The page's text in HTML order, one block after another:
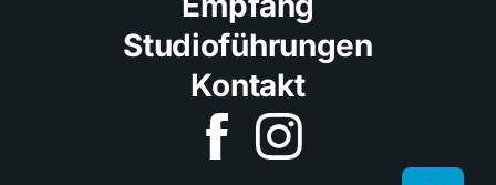
Studioführungen
Kontakt